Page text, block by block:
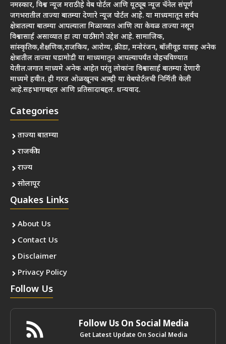
नमस्कार, विश्व न्यूज मराठी हे वेब पोर्टल आणि यूट्यूब न्यूज चॅनेल संपूर्ण
जगभरातील ताज्या बातम्या देणारे न्यूज पोर्टल आहे. या माध्यमातून सर्वच
क्षेत्रातल्या बातम्या आपल्याला मिळाव्यात आणि त्या केवळ ताज्या नसून
विश्वासार्ह असाव्यात हा त्या पाठीमागे उद्देश आहे. सामाजिक,
सांस्कृतिक,शैक्षणिक,राजकिय, आरोग्य, क्रीडा, मनोरंजन, बॉलीवूड यासह अनेक
क्षेत्रातील ताज्या घडामोडी या माध्यमातुन आपल्यापर्यंत पोहचविण्यात
येतील.जगात माध्यमे अनेक आहेत परंतु लोकांना विश्वासार्ह बातम्या देणारी
माध्यमे हवीत. ही गरज ओळखूनच आम्ही या वेबपोर्टलची निर्मिती केली
आहे.सहभागाबद्दल आणि प्रतिसादाबद्दल. धन्यवाद.
Categories
ताज्या बातम्या
राजकीय
राज्य
सोलापूर
Quakes Links
About Us
Contact Us
Disclaimer
Privacy Policy
Follow Us
Follow Us On Social Media
Get Latest Update On Social Media